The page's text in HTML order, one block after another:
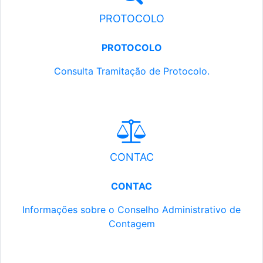
PROTOCOLO
PROTOCOLO
Consulta Tramitação de Protocolo.
CONTAC
CONTAC
Informações sobre o Conselho Administrativo de
Contagem